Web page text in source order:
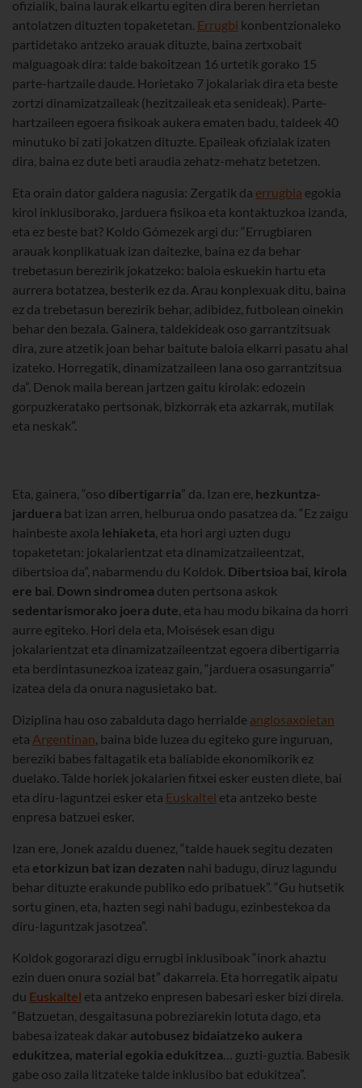
ofizialik, baina laurak elkartu egiten dira beren herrietan
antolatzen dituzten topaketetan. Errugbi konbentzionaleko
partidetako antzeko arauak dituzte, baina zertxobait
malguagoak dira: talde bakoitzean 16 urtetik gorako 15
parte-hartzaile daude. Horietako 7 jokalariak dira eta beste
zortzi dinamizatzaileak (hezitzaileak eta senideak). Parte-
hartzaileen egoera fisikoak aukera ematen badu, taldeek 40
minutuko bi zati jokatzen dituzte. Epaileak ofizialak izaten
dira, baina ez dute beti araudia zehatz-mehatz betetzen.
Eta orain dator galdera nagusia: Zergatik da errugbia egokia
kirol inklusiborako, jarduera fisikoa eta kontaktuzkoa izanda,
eta ez beste bat? Koldo Gómezek argi du: “Errugbiaren
arauak konplikatuak izan daitezke, baina ez da behar
trebetasun berezirik jokatzeko: baloia eskuekin hartu eta
aurrera botatzea, besterik ez da. Arau konplexuak ditu, baina
ez da trebetasun berezirik behar, adibidez, futbolean oinekin
behar den bezala. Gainera, taldekideak oso garrantzitsuak
dira, zure atzetik joan behar baitute baloia elkarri pasatu ahal
izateko. Horregatik, dinamizatzaileen lana oso garrantzitsua
da”. Denok maila berean jartzen gaitu kirolak: edozein
gorpuzkeratako pertsonak, bizkorrak eta azkarrak, mutilak
eta neskak”.
Eta, gainera, “oso dibertigarria” da. Izan ere, hezkuntza-
jarduera bat izan arren, helburua ondo pasatzea da. “Ez zaigu
hainbeste axola lehiaketa, eta hori argi uzten dugu
topaketetan: jokalarientzat eta dinamizatzaileentzat,
dibertsioa da”, nabarmendu du Koldok. Dibertsioa bai, kirola
ere bai. Down sindromea duten pertsona askok
sedentarismorako joera dute, eta hau modu bikaina da horri
aurre egiteko. Hori dela eta, Moisések esan digu
jokalarientzat eta dinamizatzaileentzat egoera dibertigarria
eta berdintasunezkoa izateaz gain, “jarduera osasungarria”
izatea dela da onura nagusietako bat.
Diziplina hau oso zabalduta dago herrialde anglosaxoietan
eta Argentinan, baina bide luzea du egiteko gure inguruan,
bereziki babes faltagatik eta baliabide ekonomikorik ez
duelako. Talde horiek jokalarien fitxei esker eusten diete, bai
eta diru-laguntzei esker eta Euskaltel eta antzeko beste
enpresa batzuei esker.
Izan ere, Jonek azaldu duenez, “talde hauek segitu dezaten
eta etorkizun bat izan dezaten nahi badugu, diruz lagundu
behar dituzte erakunde publiko edo pribatuek”. “Gu hutsetik
sortu ginen, eta, hazten segi nahi badugu, ezinbestekoa da
diru-laguntzak jasotzea”.
Koldok gogorarazi digu errugbi inklusiboak “inork ahaztu
ezin duen onura sozial bat” dakarrela. Eta horregatik aipatu
du Euskaltel eta antzeko enpresen babesari esker bizi direla.
“Batzuetan, desgaitasuna pobreziarekin lotuta dago, eta
babesa izateak dakar autobusez bidaiatzeko aukera
edukitzea, material egokia edukitzea… guzti-guztia. Babesik
gabe oso zaila litzateke talde inklusibo bat edukitzea”.